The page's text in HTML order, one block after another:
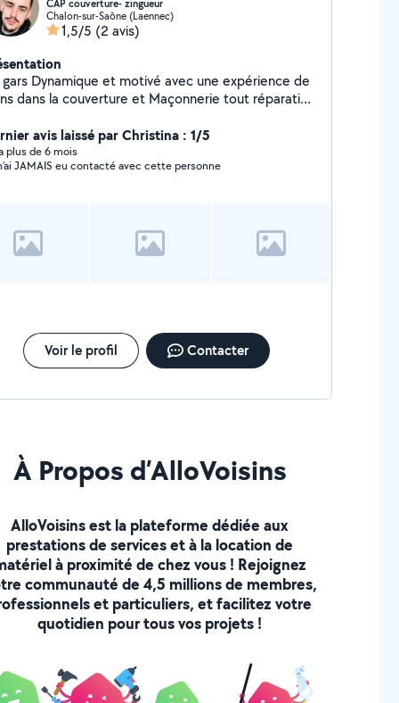
CAP couverture- zingueur
Chalon-sur-Saône (Laennec)
1,5/5 (2 avis)
Dynamique et motivé avec une expérience de
dans la couverture et Maçonnerie tout réparation
en déménagement
et plans petits boulot
avis laissé par Christina : 1/5
plus de 6 mois
JAMAIS eu contacté avec cette personne
Voir le profil Contacter
À Propos d’AlloVoisins
AlloVoisins est la plateforme dédiée aux
prestations de services et à la location de
à proximité de chez vous ! Rejoignez
communauté de 4,5 millions de membres,
et particuliers, et facilitez votre
quotidien pour tous vos projets !